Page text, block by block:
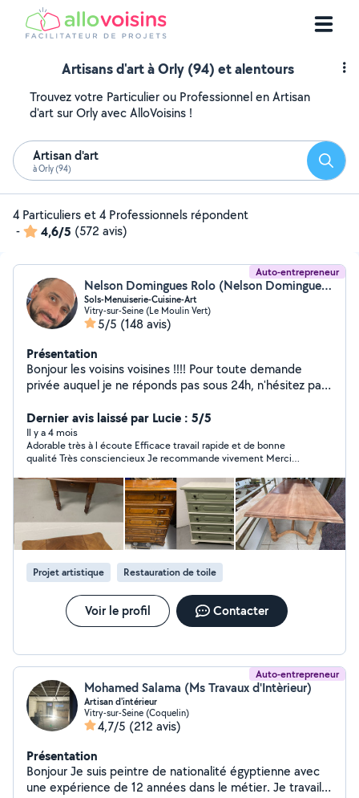
Artisans d'art à Orly (94) et alentours
Trouvez votre Particulier ou Professionnel en Artisan
d'art sur Orly avec AlloVoisins !
Artisan d'art
à Orly (94)
4 Particuliers et 4 Professionnels répondent
-
4,6/5 (572 avis)
Auto-entrepreneur
Nelson Domingues Rolo (Nelson Domingues Rolo)
Sols-Menuiserie-Cuisine-Art
Vitry-sur-Seine (Le Moulin Vert)
5/5 (148 avis)
Présentation
Bonjour les voisins voisines !!!! Pour toute demande
privée auquel je ne réponds pas sous 24h, n'hésitez pas
par l'application AlloVoisins et je ne peux vous répondre
Doté d'un esprit constructif dans de nombreux
domaines , minutieux et inventif , je suis disponible très
rapidement. Envoyez moi des précisions pour que je
puisse vous conseiller au mieux : au besoin, je passe
volontiers gratuitement étudier votre projet sur place.
Artisan d'art, pose de parquet stratifié, moquette, Lino ,
électricité, montage/customisation/restauration de
meubles, tapisserie je suis LA personne qu'il vous faut.
J'adore donner une deuxième vie au meubles ou les
créer sur mesure. N'hésitez pas à me demander de
l'aide A Votre Service Nelson
Dernier avis laissé par Lucie : 5/5
Il y a 4 mois
Adorable très à l écoute Efficace travail rapide et de bonne
qualité Très consciencieux Je recommande vivement Merci
Projet artistique Restauration de toile
Voir le profil Contacter
Auto-entrepreneur
Mohamed Salama (Ms Travaux d'Intèrieur)
Artisan d'intérieur
Vitry-sur-Seine (Coquelin)
4,7/5 (212 avis)
Présentation
Bonjour Je suis peintre de nationalité égyptienne avec
une expérience de 12 années dans le métier. Je travaille